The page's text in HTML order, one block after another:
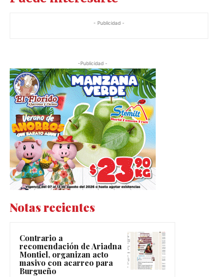
- Publicidad -
-Publicidad -
Notas recientes
Contrario a
recomendación de Ariadna
Montiel, organizan acto
masivo con acarreo para
Burgueño